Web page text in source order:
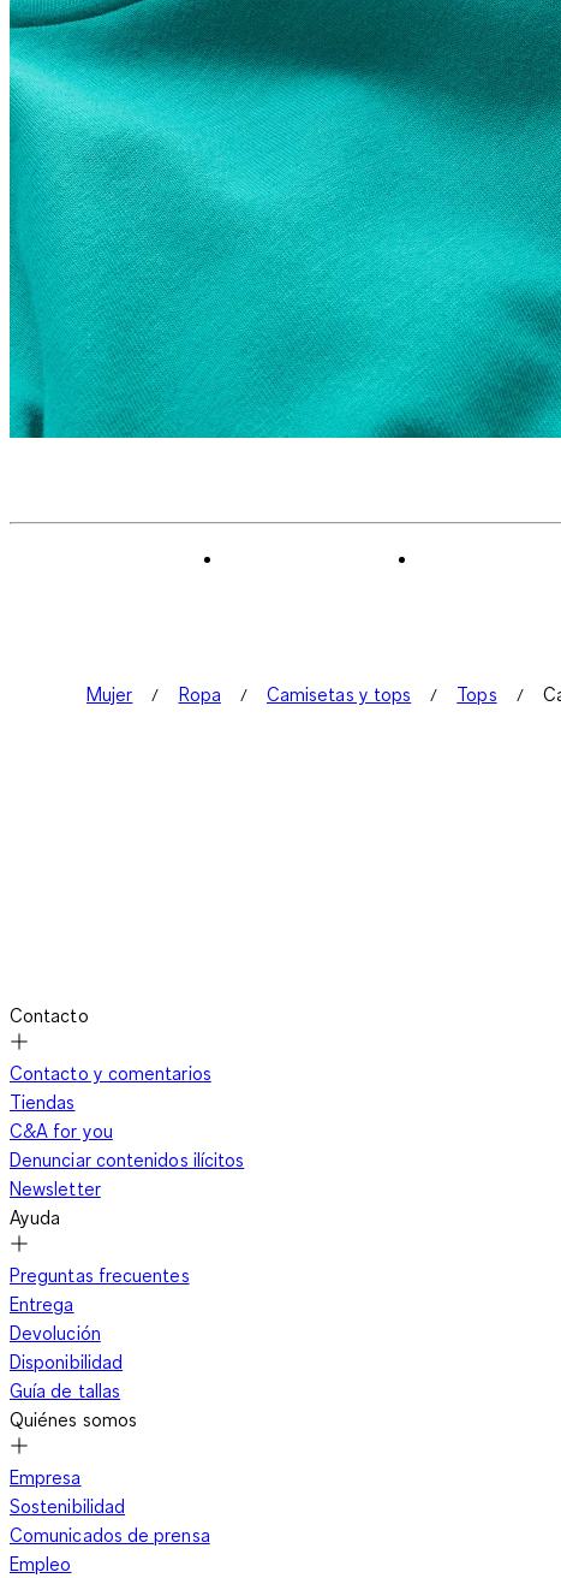
Mujer Ropa Camisetas y tops Tops
Contacto
Contacto y comentarios
Tiendas
C&A for you
Denunciar contenidos ilícitos
Newsletter
Ayuda
Preguntas frecuentes
Entrega
Devolución
Disponibilidad
Guía de tallas
Quiénes somos
Empresa
Sostenibilidad
Comunicados de prensa
Empleo